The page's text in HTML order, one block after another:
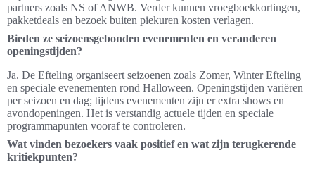
partners zoals NS of ANWB. Verder kunnen vroegboekkortingen,
pakketdeals en bezoek buiten piekuren kosten verlagen.
Bieden ze seizoensgebonden evenementen en veranderen
openingstijden?
Ja. De Efteling organiseert seizoenen zoals Zomer, Winter Efteling
en speciale evenementen rond Halloween. Openingstijden variëren
per seizoen en dag; tijdens evenementen zijn er extra shows en
avondopeningen. Het is verstandig actuele tijden en speciale
programmapunten vooraf te controleren.
Wat vinden bezoekers vaak positief en wat zijn terugkerende
kritiekpunten?